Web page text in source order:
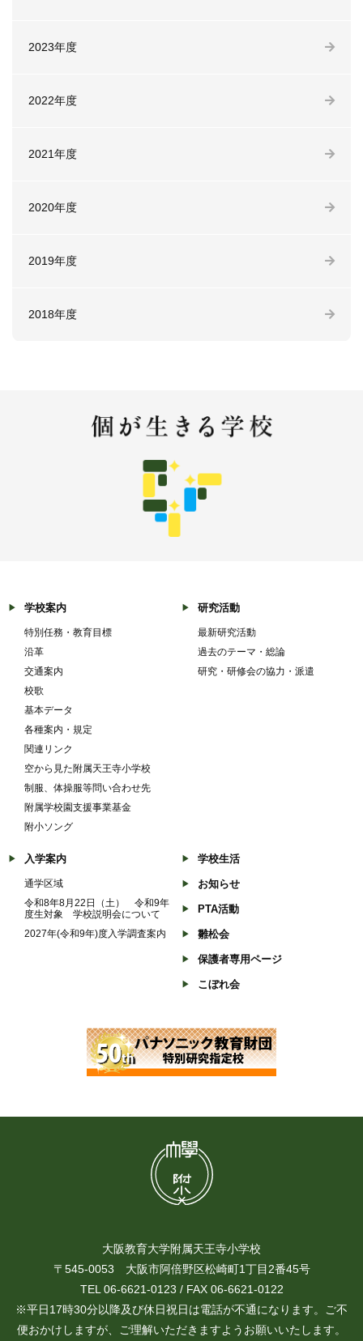
2023年度
2022年度
2021年度
2020年度
2019年度
2018年度
学校案内
特別任務・教育目標
沿革
交通案内
校歌
基本データ
各種案内・規定
関連リンク
空から見た附属天王寺小学校
制服、体操服等問い合わせ先
附属学校園支援事業基金
附小ソング
研究活動
最新研究活動
過去のテーマ・総論
研究・研修会の協力・派遣
入学案内
通学区域
令和8年8月22日（土） 令和9年
度生対象 学校説明会について
2027年(令和9年)度入学調査案内
学校生活
お知らせ
PTA活動
雛松会
保護者専用ページ
こぼれ会
大阪教育大学附属天王寺小学校
〒545-0053 大阪市阿倍野区松崎町1丁目2番45号
TEL 06-6621-0123 / FAX 06-6621-0122
※平日17時30分以降及び休日祝日は電話が不通になります。ご不
便おかけしますが、ご理解いただきますようお願いいたします。